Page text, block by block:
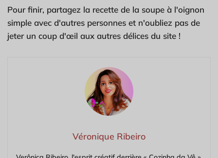
Pour finir, partagez la recette de la soupe à l'oignon
simple avec d'autres personnes et n'oubliez pas de
jeter un coup d'œil aux autres délices du site !
Véronique Ribeiro